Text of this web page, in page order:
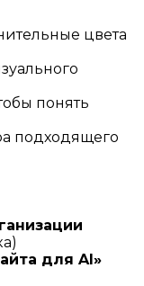
цвета
понять
подходящего
для AI»